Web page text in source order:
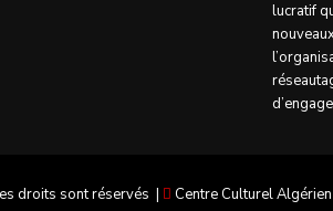
lucratif
droits sont réservés | Centre Culturel